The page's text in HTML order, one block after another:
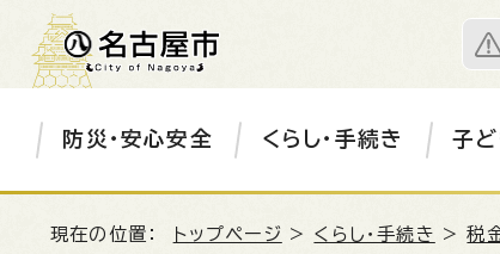
防災・安心安全 くらし・手続き 子ど
現在の位置： トップページ > くらし・手続き >税